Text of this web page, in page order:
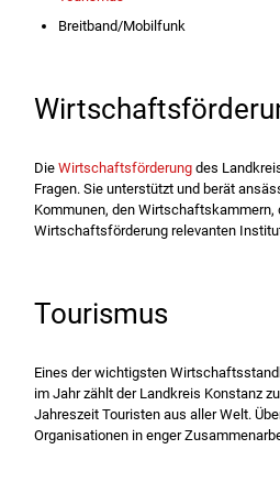
Breitband/Mobilfunk
Die Wirtschaftsförderungdes
Fragen. Sie unterstützt und berät
Kommunen, den Wirtschaftskammern,
Wirtschaftsförderung relevanten
Tourismus
Eines der wichtigsten
im Jahr zählt der Landkreis Konstanz
Jahreszeit Touristen aus aller Welt.
Organisationen in enger